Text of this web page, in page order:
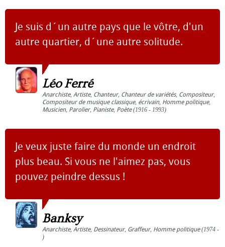
Je suis d´un autre pays que le vôtre, d'un
autre quartier, d´une autre solitude.
Léo Ferré
Anarchiste, Artiste, Chanteur, Chanteur de variétés, Compositeur,
Compositeur de musique classique, écrivain, Homme politique,
Musicien, Parolier, Pianiste, Poète(1916 - 1993)
Je veux juste faire du monde un endroit
plus beau. Si vous ne l'aimez pas, vous
pouvez peindre dessus !
Banksy
Anarchiste, Artiste, Dessinateur, Graffeur, Homme politique(1974 -
)